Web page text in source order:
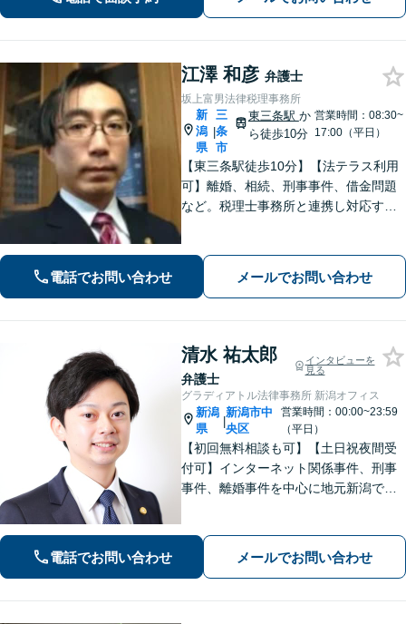
｜近隣駐車場あり｜弁護士歴10年以
江澤 和彦 弁護士
坂上富男法律税理事務所
新
潟
県
|
三
条
市
東三条駅 か
ら徒歩10分
営業時間：08:30~
17:00（平日）
【東三条駅徒歩10分】【法テラス利用
可】離婚、相続、刑事事件、借金問題
など。税理士事務所と連携し対応する
まずはお気軽にご相談ください【休
日・夜間相談可】
電話でお問い合わせ メールでお問い合わせ
清水 祐太郎
弁護士
インタビューを
見る
グラディアトル法律事務所 新潟オフィス
新潟
県
|
新潟市中
央区
営業時間：00:00~23:59
（平日）
【初回無料相談も可】【土日祝夜間受
付可】インターネット関係事件、刑事
事件、離婚事件を中心に地元新潟で弁
電話でお問い合わせ メールでお問い合わせ